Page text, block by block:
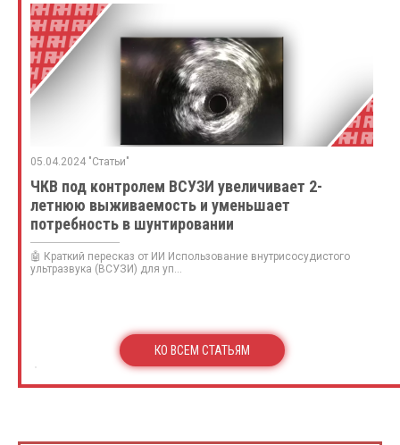
05.04.2024 "Статьи"
ЧКВ под контролем ВСУЗИ увеличивает 2-
летнюю выживаемость и уменьшает
потребность в шунтировании
🤖 Краткий пересказ от ИИ Использование внутрисосудистого
ультразвука (ВСУЗИ) для уп...
КО ВСЕМ СТАТЬЯМ